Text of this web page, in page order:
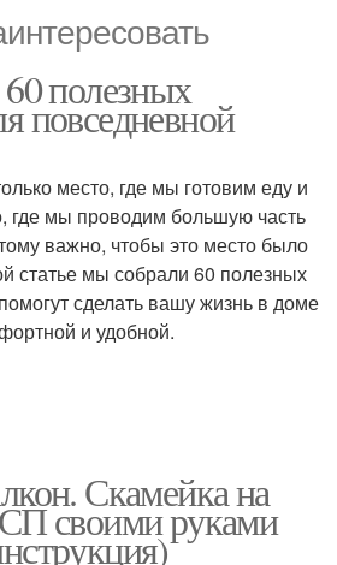
полезных
повседневной
место, где мы готовим еду и
где мы проводим большую часть
важно, чтобы это место было
статье мы собрали 60 полезных
сделать вашу жизнь в доме
и удобной.
Скамейка на
своими руками